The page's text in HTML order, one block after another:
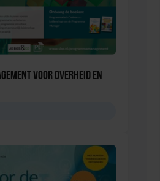
voor overheid en